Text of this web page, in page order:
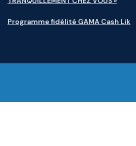
Programme fidélité GAMA Cash Lik